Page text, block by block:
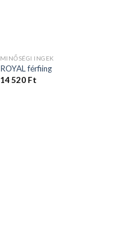
MINŐSÉGI INGEK
ROYAL férfiing
14 520 Ft